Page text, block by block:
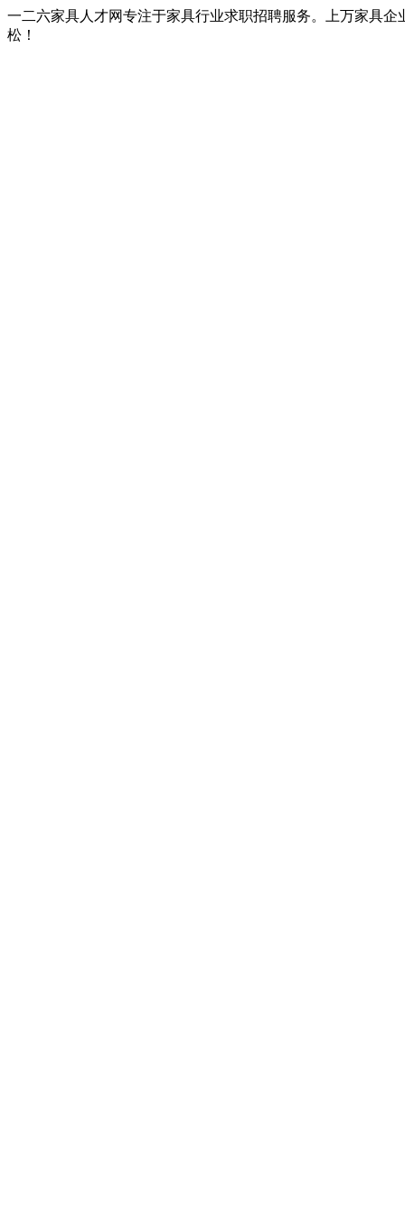
一二六家具人才网专注于家具行业求职招聘服务。上万家具
松！